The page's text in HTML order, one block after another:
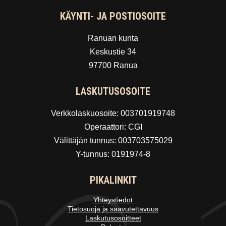
KÄYNTI- JA POSTIOSOITE
Ranuan kunta
Keskustie 34
97700 Ranua
LASKUTUSOSOITE
Verkkolaskuosoite: 003701919748
Operaattori: CGI
Välittäjän tunnus: 003703575029
Y-tunnus: 0191974-8
PIKALINKIT
Yhteystiedot
Tietosuoja ja saavutettavuus
Laskutusosoitteet